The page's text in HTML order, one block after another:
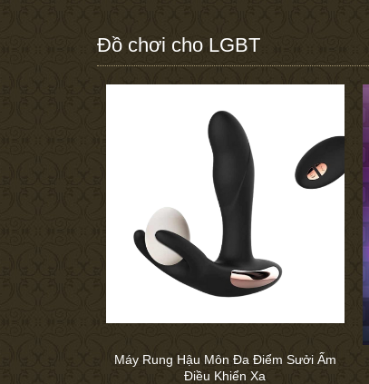
Đồ chơi cho LGBT
Máy Rung Hậu Môn Đa Điểm Sưởi Ấm
Điều Khiển Xa